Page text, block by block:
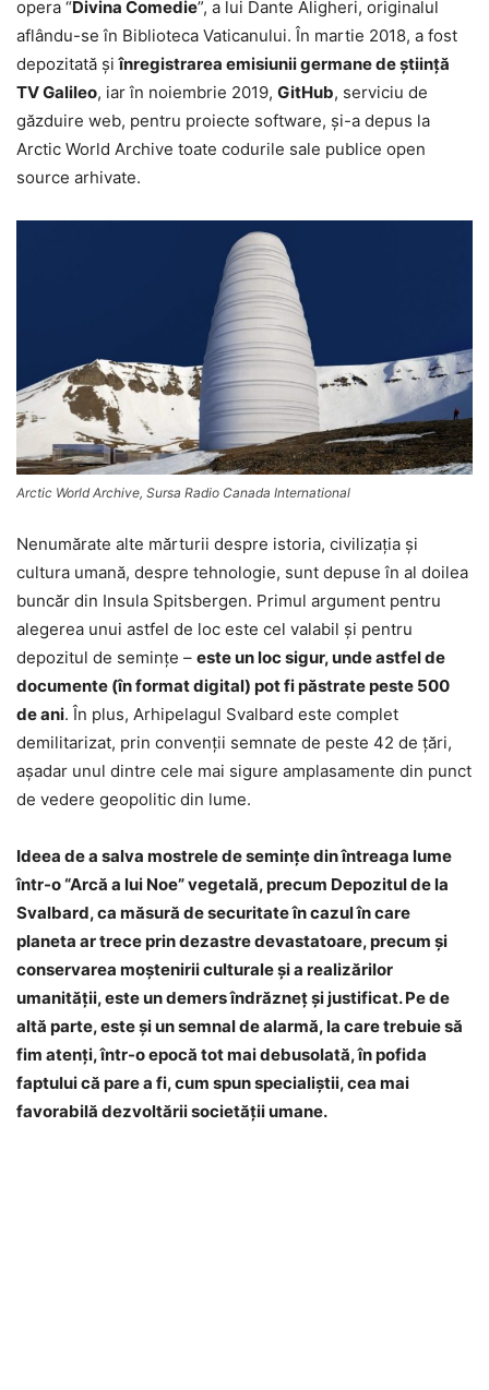
opera “Divina Comedie”, a lui Dante Aligheri, originalul
aflându-se în Biblioteca Vaticanului. În martie 2018, a fost
depozitată şiînregistrarea emisiunii germane de ştiinţă
TV Galileo, iar în noiembrie 2019, GitHub, serviciu de
găzduire web, pentru proiecte software, şi-a depus la
Arctic World Archive toate codurile sale publice open
source arhivate.
Arctic World Archive, Sursa Radio Canada International
Nenumărate alte mărturii despre istoria, civilizaţia şi
cultura umană, despre tehnologie, sunt depuse în al doilea
buncăr din Insula Spitsbergen. Primul argument pentru
alegerea unui astfel de loc este cel valabil şi pentru
depozitul de seminţe – este un loc sigur, unde astfel de
documente (în format digital) pot fi păstrate peste 500
de ani. În plus, Arhipelagul Svalbard este complet
demilitarizat, prin convenţii semnate de peste 42 de ţări,
aşadar unul dintre cele mai sigure amplasamente din punct
de vedere geopolitic din lume.
Ideea de a salva mostrele de seminţe din întreaga lume
într-o “Arcă a lui Noe” vegetală, precum Depozitul de la
Svalbard, ca măsură de securitate în cazul în care
planeta ar trece prin dezastre devastatoare, precum şi
conservarea moştenirii culturale şi a realizărilor
umanităţii, este un demers îndrăzneţ şi justificat. Pe de
altă parte, este şi un semnal de alarmă, la care trebuie să
fim atenţi, într-o epocă tot mai debusolată, în pofida
faptului că pare a fi, cum spun specialiştii, cea mai
favorabilă dezvoltării societăţii umane.